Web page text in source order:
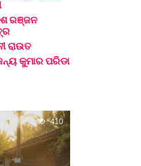
ରଞ୍ଜନ
ରାଉତ
କୁମାର ପରିଡା
410